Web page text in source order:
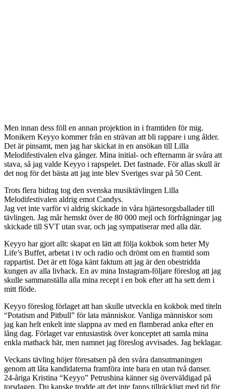
Men innan dess föll en annan projektion in i framtiden för mig.
Monikern Keyyo kommer från en strävan att bli rappare i ung ålder.
Det är pinsamt, men jag har skickat in en ansökan till Lilla
Melodifestivalen elva gånger. Mina initial- och efternamn är svåra att
stava, så jag valde Keyyo i rapspelet. Det fastnade. För allas skull är
det nog för det bästa att jag inte blev Sveriges svar på 50 Cent.
Trots flera bidrag tog den svenska musiktävlingen Lilla
Melodifestivalen aldrig emot Candys.
Jag vet inte varför vi aldrig skickade in våra hjärtesorgsballader till
tävlingen. Jag mår hemskt över de 80 000 mejl och förfrågningar jag
skickade till SVT utan svar, och jag sympatiserar med alla där.
Keyyo har gjort allt: skapat en lätt att följa kokbok som heter My
Life’s Buffet, arbetat i tv och radio och drömt om en framtid som
rappartist. Det är ett föga känt faktum att jag är den obestridda
kungen av alla livhack. En av mina Instagram-följare föreslog att jag
skulle sammanställa alla mina recept i en bok efter att ha sett dem i
mitt flöde.
Keyyo föreslog förlaget att han skulle utveckla en kokbok med titeln
“Potatism and Pitbull” för lata människor. Vanliga människor som
jag kan helt enkelt inte slappna av med en flamberad anka efter en
lång dag. Förlaget var entusiastisk över konceptet att samla mina
enkla mathack här, men namnet jag föreslog avvisades. Jag beklagar.
Veckans tävling höjer föresatsen på den svåra dansutmaningen
genom att låta kandidaterna framföra inte bara en utan två danser.
24-åriga Kristina “Keyyo” Petrushina känner sig överväldigad på
torsdagen. Du kanske trodde att det inte fanns tillräckligt med tid för